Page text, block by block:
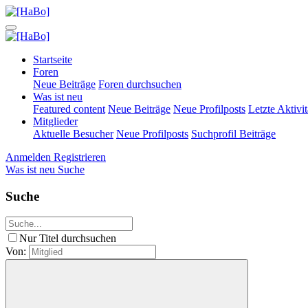
Startseite
Foren
Neue Beiträge Foren durchsuchen
Was ist neu
Featured content Neue Beiträge Neue Profilposts Letzte
Mitglieder
Aktuelle Besucher Neue Profilposts Suchprofil Beiträge
Anmelden Registrieren
Was ist neu Suche
Suche
Nur Titel durchsuchen
Von: